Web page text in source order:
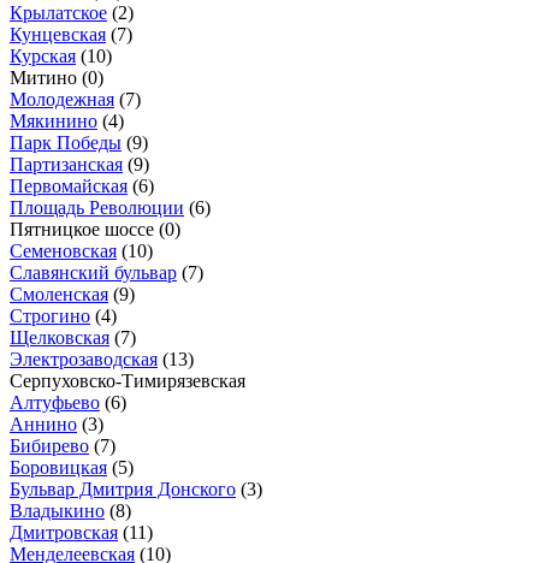
Крылатское (2)
Кунцевская (7)
Курская (10)
Митино (0)
Молодежная (7)
Мякинино (4)
Парк Победы (9)
Партизанская (9)
Первомайская (6)
Площадь Революции (6)
Пятницкое шоссе (0)
Семеновская (10)
Славянский бульвар (7)
Смоленская (9)
Строгино (4)
Щелковская (7)
Электрозаводская (13)
Серпуховско-Тимирязевская
Алтуфьево (6)
Аннино (3)
Бибирево (7)
Боровицкая (5)
Бульвар Дмитрия Донского (3)
Владыкино (8)
Дмитровская (11)
Менделеевская (10)